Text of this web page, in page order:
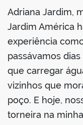
Adriana Jardim,
Jardim América
experiência
passávamos
que carregar
vizinhos que
poço. E hoje,
torneira na